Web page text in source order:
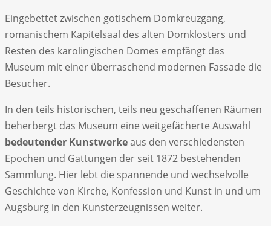
Eingebettet zwischen gotischem Domkreuzgang,
romanischem Kapitelsaal des alten Domklosters und
Resten des karolingischen Domes empfängt das
Museum mit einer überraschend modernen Fassade die
Besucher.
In den teils historischen, teils neu geschaffenen Räumen
beherbergt das Museum eine weitgefächerte Auswahl
bedeutender Kunstwerkeaus den verschiedensten
Epochen und Gattungen der seit 1872 bestehenden
Sammlung. Hier lebt die spannende und wechselvolle
Geschichte von Kirche, Konfession und Kunst in und um
Augsburg in den Kunsterzeugnissen weiter.